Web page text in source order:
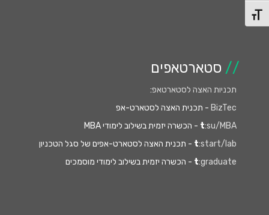
מתג גודל גופן
// סטארטאפים
תכניות האצה לסטארטאפ:
BizTec - תכנית האצה לסטארט-אפ
t:su/MBA
- הכשרה יזמית בשילוב לימודי MBA
t:start/lab
- תכנית האצה לסטארט-אפים של סגל הטכניון
t:graduate - הכשרה יזמית בשילוב לימודי מוסמכים